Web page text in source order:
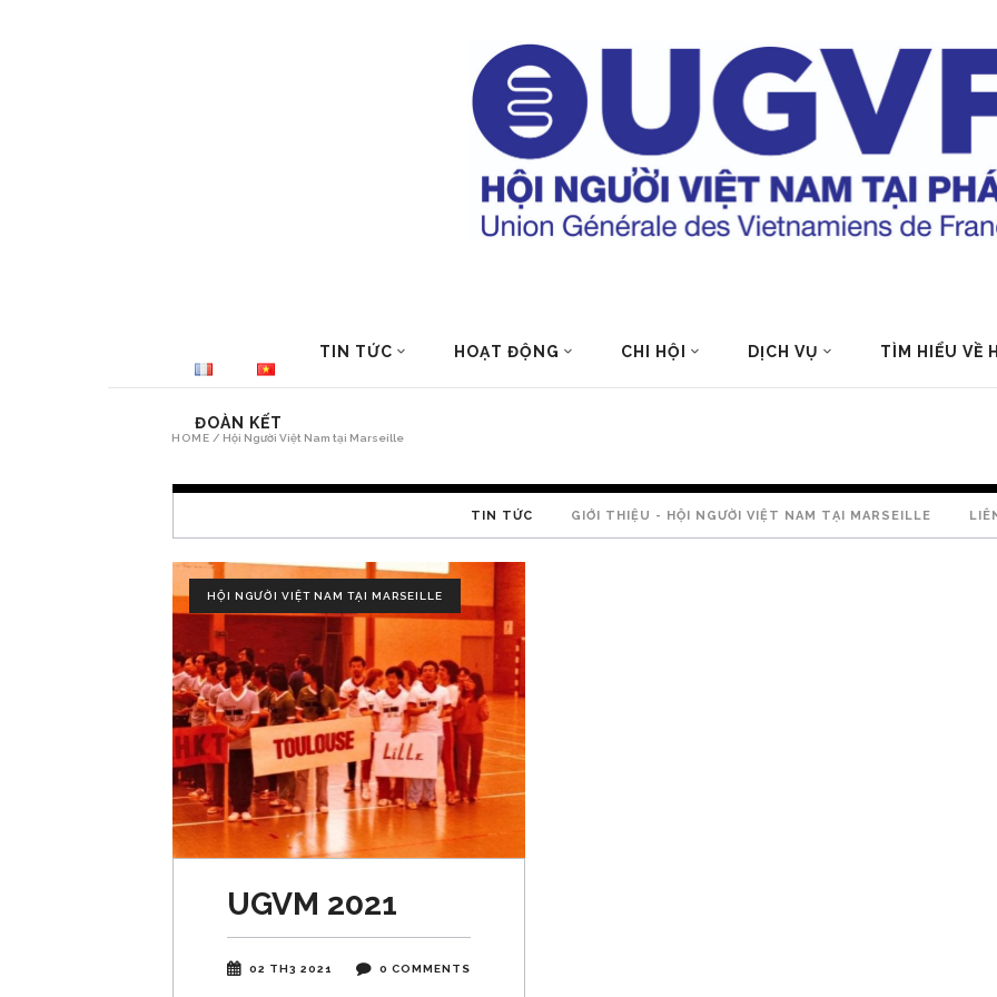
TIN TỨC HOẠT ĐỘNG CHI HỘI DỊCH VỤ TÌM HIỂU VỀ
ĐOÀN KẾT
HOME / Hội Người Việt Nam tại Marseille
TIN TỨC GIỚI THIỆU - HỘI NGƯỜI VIỆT NAM TẠI MARSEILLE
HỘI NGƯỜI VIỆT NAM TẠI MARSEILLE
UGVM 2021
02 TH3 2021 0 COMMENTS